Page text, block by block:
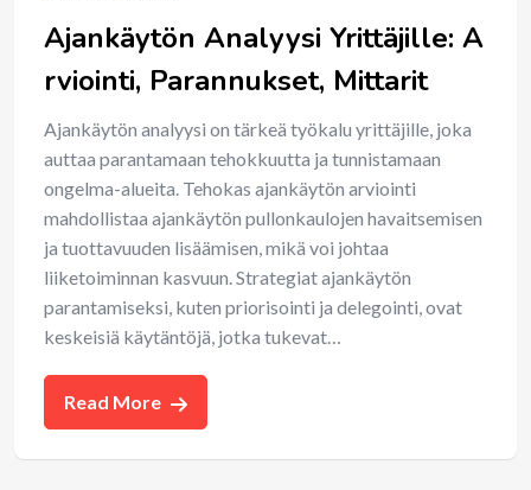
Ajankäytön Analyysi Yrittäjille: A
rviointi, Parannukset, Mittarit
Ajankäytön analyysi on tärkeä työkalu yrittäjille, joka
auttaa parantamaan tehokkuutta ja tunnistamaan
ongelma-alueita. Tehokas ajankäytön arviointi
mahdollistaa ajankäytön pullonkaulojen havaitsemisen
ja tuottavuuden lisäämisen, mikä voi johtaa
liiketoiminnan kasvuun. Strategiat ajankäytön
parantamiseksi, kuten priorisointi ja delegointi, ovat
keskeisiä käytäntöjä, jotka tukevat…
Read More